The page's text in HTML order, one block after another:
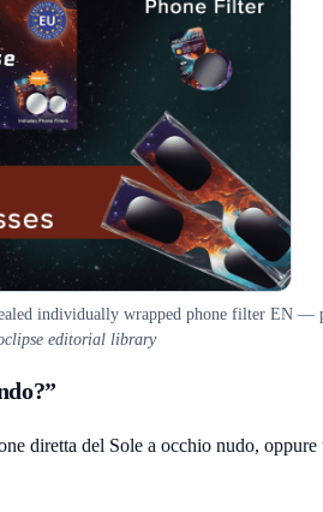
individually wrapped phone filter EN —
editorial library
diretta del Sole a occhio nudo,